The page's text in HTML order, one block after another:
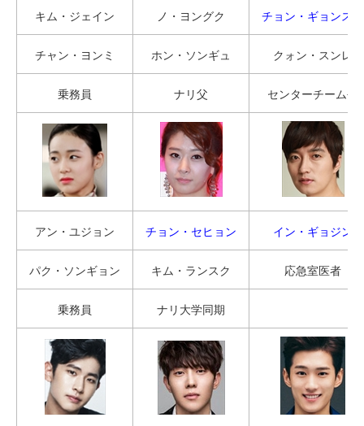
キム・ジェイン ノ・ヨングク チョン・ギョンスン
チャン・ヨンミ ホン・ソンギュ クォン・スンレ
乗務員 ナリ父 センターチーム長
アン・ユジョン チョン・セヒョン イン・ギョジン
パク・ソンギョン キム・ランスク 応急室医者
乗務員 ナリ大学同期